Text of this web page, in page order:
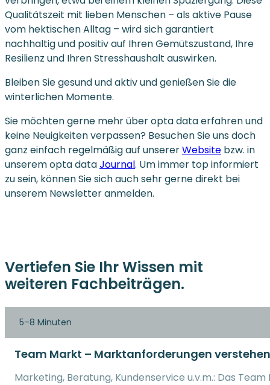
Qualitätszeit mit lieben Menschen – als aktive Pause
vom hektischen Alltag – wird sich garantiert
nachhaltig und positiv auf Ihren Gemütszustand, Ihre
Resilienz und Ihren Stresshaushalt auswirken.
Bleiben Sie gesund und aktiv und genießen Sie die
winterlichen Momente.
Sie möchten gerne mehr über opta data erfahren und
keine Neuigkeiten verpassen? Besuchen Sie uns doch
ganz einfach regelmäßig auf unsererWebsite bzw. in
unserem opta dataJournal. Um immer top informiert
zu sein, können Sie sich auch sehr gerne direkt bei
unserem Newsletter anmelden.
Vertiefen Sie Ihr Wissen mit
weiteren Fachbeiträgen.
5–8 Minuten
Team Markt – Marktanforderungen
Marketing, Beratung, Kundenservice u.v.m.: Das